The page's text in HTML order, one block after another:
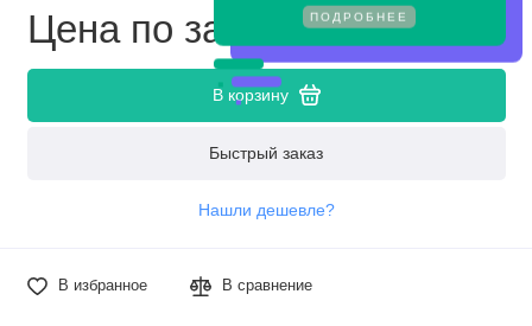
ПОДРОБНЕЕ
Цена по запросу
В корзину
Быстрый заказ
Нашли дешевле?
В избранное В сравнение